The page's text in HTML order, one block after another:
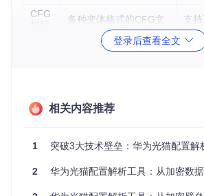
CFG
多种变体格式的CFG文
件兼容性问题
支
配置
应用指南：从零开始的使用流程
首先获取项目源码并进入工作目录：
登录后查看全文
相关内容推荐
1 突破3大技术壁垒：华为光猫配置解
2 华为光猫配置解析工具：从加密数据到网络参数提